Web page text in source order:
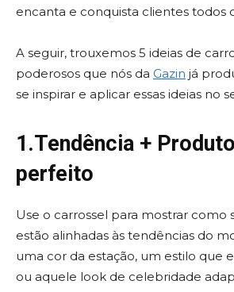
encanta e conquista clientes todos
A seguir, trouxemos 5 ideias de
poderosos que nós da Gazin já
se inspirar e aplicar essas ideias no
1.Tendência +
perfeito
Use o carrossel para mostrar como
estão alinhadas às tendências do
uma cor da estação, um estilo que
ou aquele look de celebridade